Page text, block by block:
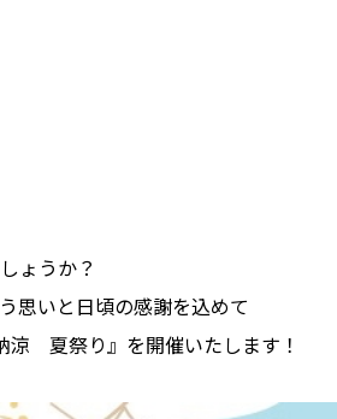
ょうか？
思いと日頃の感謝を込めて
涼 夏祭り』を開催いたします！